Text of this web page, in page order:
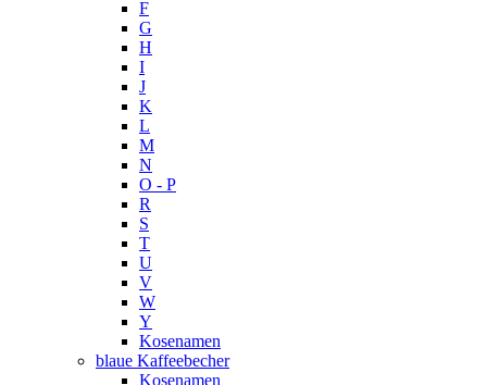
F
G
H
I
J
K
L
M
N
O - P
R
S
T
U
V
W
Y
Kosenamen
blaue Kaffeebecher
Kosenamen